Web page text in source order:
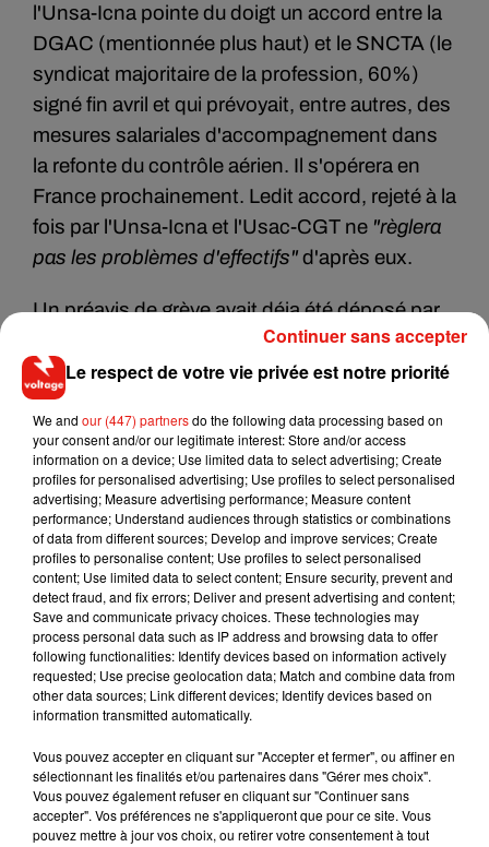
l'Unsa-Icna pointe du doigt un accord entre la
DGAC (mentionnée plus haut) et le SNCTA (le
syndicat majoritaire de la profession, 60%)
signé fin avril et qui prévoyait, entre autres, des
mesures salariales d'accompagnement dans
la refonte du contrôle aérien. Il s'opérera en
France prochainement. Ledit accord, rejeté à la
fois par l'Unsa-Icna et l'Usac-CGT ne "règlera
pas les problèmes d'effectifs" d'après eux.
Un préavis de grève avait déja été déposé par
ce même syndicat le week-end du 25 et 26
mai, causant l'annulation de 70% des vols à
Orly. Ce nouvel épisode de perturbations arrive
lui aussi en plein week-end, mauvaise nouvelle
pour les vacanciers de cette période.
Musique
Angèle et Amélie Lens dévoilent leur
collaboration tant attendue
Il y a 10 ans, DJ Snake changeait de
Le respect de votre vie privée est notre priorité
We and our (447) partnersdo the following data processing based on
your consent and/or our legitimate interest: Store and/or access
information on a device; Use limited data to select advertising; Create
profiles for personalised advertising; Use profiles to select personalised
advertising; Measure advertising performance; Measure content
performance; Understand audiences through statistics or combinations
of data from different sources; Develop and improve services; Create
profiles to personalise content; Use profiles to select personalised
content; Use limited data to select content; Ensure security, prevent and
detect fraud, and fix errors; Deliver and present advertising and content;
Save and communicate privacy choices. These technologies may
process personal data such as IP address and browsing data to offer
following functionalities: Identify devices based on information actively
requested; Use precise geolocation data; Match and combine data from
other data sources; Link different devices; Identify devices based on
information transmitted automatically.
Vous pouvez accepter en cliquant sur "Accepter et fermer", ou affiner en
sélectionnant les finalités et/ou partenaires dans "Gérer mes choix".
Vous pouvez également refuser en cliquant sur "Continuer sans
accepter". Vos préférences ne s'appliqueront que pour ce site. Vous
pouvez mettre à jour vos choix, ou retirer votre consentement à tout
Continuer sans accepter